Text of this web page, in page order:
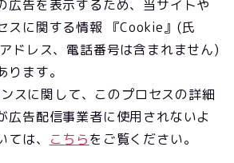
広告を表示するため、当サイトや
スに関する情報 『Cookie』(氏
ドレス、電話番号は含まれません)
ます。
スに関して、このプロセスの詳細
広告配信事業者に使用されないよ
は、
こちらをご覧ください。